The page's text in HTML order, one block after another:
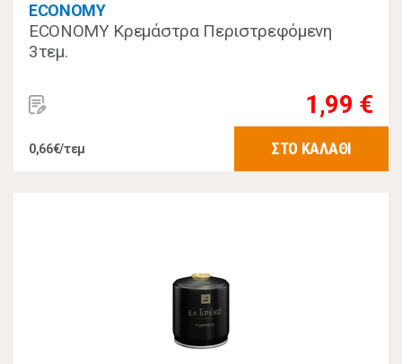
ECONOMY
ECONOMY Κρεμάστρα Περιστρεφόμενη
3τεμ.
1,99 €
0,66€/τεμ ΣΤΟ ΚΑΛΑΘΙ